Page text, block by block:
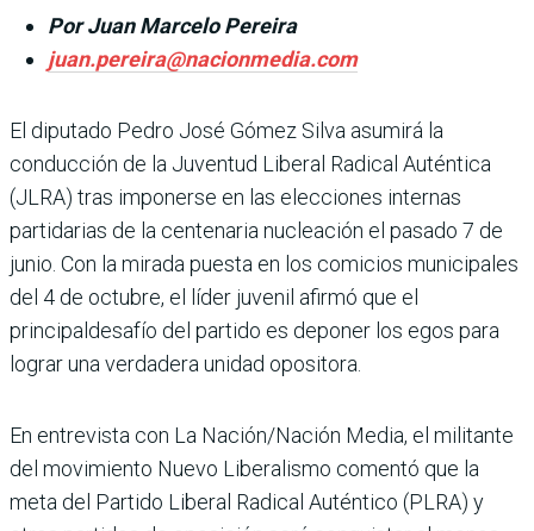
Por Juan Marcelo Pereira
juan.pereira@nacionmedia.com
El diputado Pedro José Gómez Silva asumirá la
conducción de la Juventud Liberal Radical Auténtica
(JLRA) tras impo­nerse en las elecciones inter­nas
partidarias de la centena­ria nucleación el pasado 7 de
junio. Con la mirada puesta en los comicios municipales
del 4 de octubre, el líder juve­nil afirmó que el
principaldesafío del partido es depo­ner los egos para
lograr una verdadera unidad opositora.
En entrevista con La Nación/Nación Media, el militante
del movimiento Nuevo Liberalismo comentó que la
meta del Partido Liberal Radical Auténtico (PLRA) y